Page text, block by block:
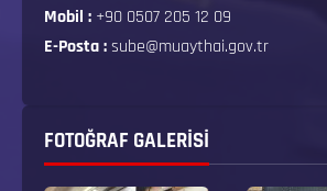
Mobil : +90 0507 205 12 09
E-Posta :sube@muaythai.gov.tr
FOTOĞRAF GALERISI